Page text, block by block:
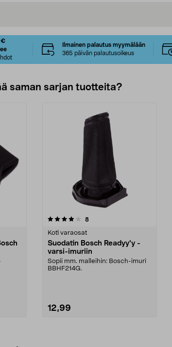
€
Ilmainen palautus myymälään
365 päivän palautusoikeus
saman sarjan tuotteita?
8arvostelut
Koti varaosat
Suodatin Bosch Readyy'y -
varsi-imuriin
Sopii mm. malleihin: Bosch-imuri
BBHF214G.
12,99